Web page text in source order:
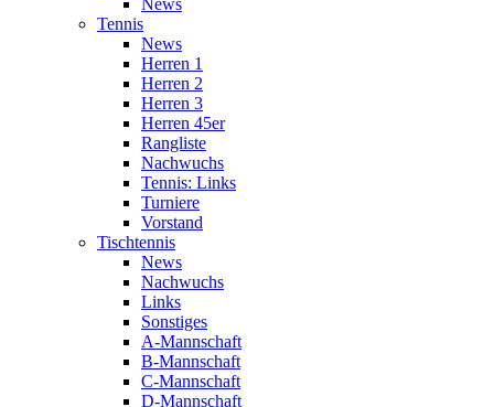
Tennis
News
Herren 1
Herren 2
Herren 3
Herren 45er
Rangliste
Nachwuchs
Tennis: Links
Turniere
Vorstand
Tischtennis
News
Nachwuchs
Links
Sonstiges
A-Mannschaft
B-Mannschaft
C-Mannschaft
D-Mannschaft